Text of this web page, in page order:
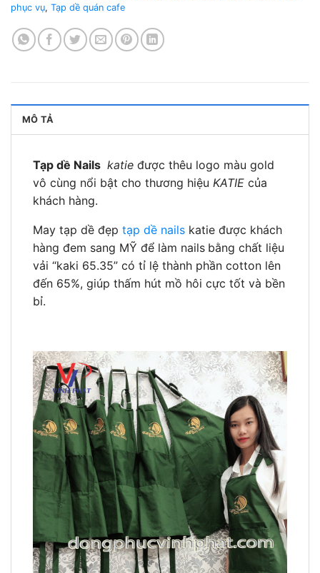
phục vụ, Tạp dề quán cafe
MÔ TẢ
Tạp dề Nails katie được thêu logo màu gold
vô cùng nổi bật cho thương hiệu KATIE của
khách hàng.
May tạp dề đẹp tạp dề nails katie được khách
hàng đem sang MỸ để làm nails bằng chất liệu
vải “kaki 65.35” có tỉ lệ thành phần cotton lên
đến 65%, giúp thấm hút mồ hôi cực tốt và bền
bỉ.